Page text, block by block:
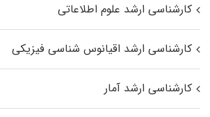
کارشناسی ارشد علوم اطلاعاتی
کارشناسی ارشد اقیانوس‌ شناسی فیزیکی
کارشناسی ارشد آمار